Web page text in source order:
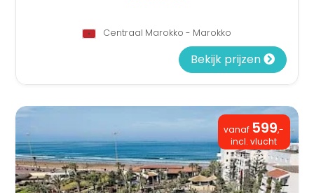
Centraal Marokko - Marokko
Bekijk prijzen
vanaf 599,-
incl. vlucht